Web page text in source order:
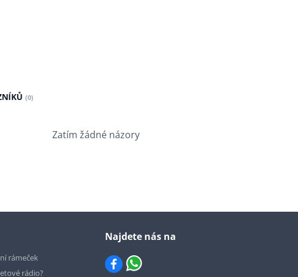
(0)
Zatím žádné názory
rámeček
rádio?
Najdete nás na